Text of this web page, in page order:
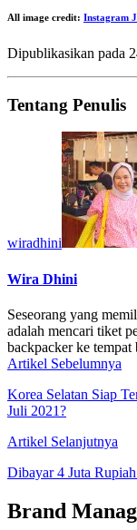
All image credit: Instagram
Dipublikasikan pada
Tentang Penulis
wiradhini
Wira Dhini
Seseorang yang
adalah mencari tiket
backpacker ke tempat
Artikel Sebelumnya
Korea Selatan Siap
Juli 2021?
Artikel Selanjutnya
Dibayar 4 Juta
Brand